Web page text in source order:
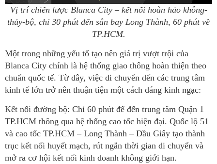
Vị trí chiến lược Blanca City – kết nối hoàn hảo không-
thủy-bộ, chỉ 30 phút đến sân bay Long Thành, 60 phút về
TP.HCM.
Một trong những yếu tố tạo nên giá trị vượt trội của
Blanca City chính là hệ thống giao thông hoàn thiện theo
chuẩn quốc tế. Từ đây, việc di chuyển đến các trung tâm
kinh tế lớn trở nên thuận tiện một cách đáng kinh ngạc:
Kết nối đường bộ: Chỉ 60 phút để đến trung tâm Quận 1
TP.HCM thông qua hệ thống cao tốc hiện đại. Quốc lộ 51
và cao tốc TP.HCM – Long Thành – Dầu Giây tạo thành
trục kết nối huyết mạch, rút ngắn thời gian di chuyển và
mở ra cơ hội kết nối kinh doanh không giới hạn.